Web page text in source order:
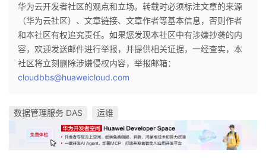
华为云开发者社区的观点和立场。转载时必须标注文章的来源
（华为云社区）、文章链接、文章作者等基本信息，否则作者
和本社区有权追究责任。如果您发现本社区中有涉嫌抄袭的内
容，欢迎发送邮件进行举报，并提供相关证据，一经查实，本
社区将立刻删除涉嫌侵权内容，举报邮箱：
cloudbbs@huaweicloud.com
数据管理服务 DAS 运维